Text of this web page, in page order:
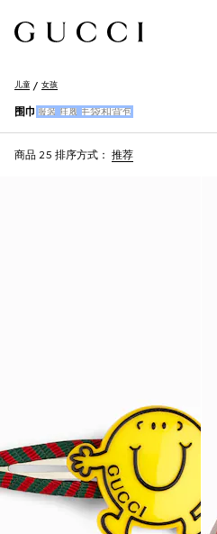
儿童 女孩
围巾 服装 鞋履 手袋和背包
商品 25 排序方式： 推荐